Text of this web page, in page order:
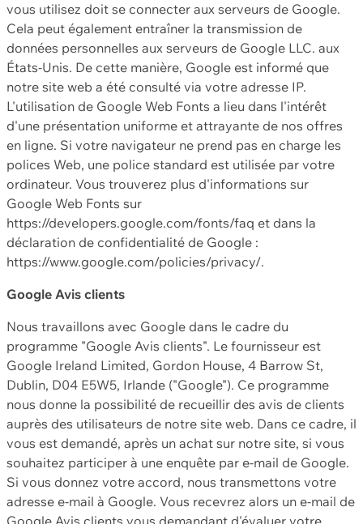
vous utilisez doit se connecter aux serveurs de Google.
Cela peut également entraîner la transmission de
données personnelles aux serveurs de Google LLC. aux
États-Unis. De cette manière, Google est informé que
notre site web a été consulté via votre adresse IP.
L'utilisation de Google Web Fonts a lieu dans l'intérêt
d'une présentation uniforme et attrayante de nos offres
en ligne. Si votre navigateur ne prend pas en charge les
polices Web, une police standard est utilisée par votre
ordinateur. Vous trouverez plus d'informations sur
Google Web Fonts sur
https://developers.google.com/fonts/faq et dans la
déclaration de confidentialité de Google :
https://www.google.com/policies/privacy/.
Google Avis clients
Nous travaillons avec Google dans le cadre du
programme "Google Avis clients". Le fournisseur est
Google Ireland Limited, Gordon House, 4 Barrow St,
Dublin, D04 E5W5, Irlande ("Google"). Ce programme
nous donne la possibilité de recueillir des avis de clients
auprès des utilisateurs de notre site web. Dans ce cadre, il
vous est demandé, après un achat sur notre site, si vous
souhaitez participer à une enquête par e-mail de Google.
Si vous donnez votre accord, nous transmettons votre
adresse e-mail à Google. Vous recevrez alors un e-mail de